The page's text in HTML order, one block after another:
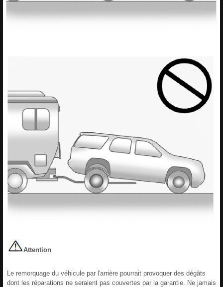
Attention
Le remorquage du véhicule par l'arrière pourrait provoquer des dégâts
dont les réparations ne seraient pas couvertes par la garantie. Ne jamais